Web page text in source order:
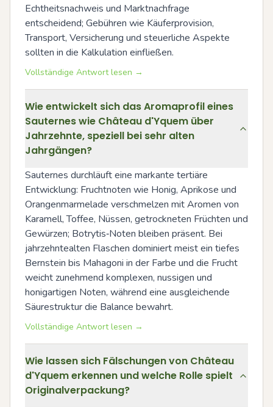
Echtheitsnachweis und Marktnachfrage
entscheidend; Gebühren wie Käuferprovision,
Transport, Versicherung und steuerliche Aspekte
sollten in die Kalkulation einfließen.
Vollständige Antwort lesen →
Wie entwickelt sich das Aromaprofil eines
Sauternes wie Château d'Yquem über
Jahrzehnte, speziell bei sehr alten
Jahrgängen?
Sauternes durchläuft eine markante tertiäre
Entwicklung: Fruchtnoten wie Honig, Aprikose und
Orangenmarmelade verschmelzen mit Aromen von
Karamell, Toffee, Nüssen, getrockneten Früchten und
Gewürzen; Botrytis‑Noten bleiben präsent. Bei
jahrzehntealten Flaschen dominiert meist ein tiefes
Bernstein bis Mahagoni in der Farbe und die Frucht
weicht zunehmend komplexen, nussigen und
honigartigen Noten, während eine ausgleichende
Säurestruktur die Balance bewahrt.
Vollständige Antwort lesen →
Wie lassen sich Fälschungen von Château
d'Yquem erkennen und welche Rolle spielt
Originalverpackung?